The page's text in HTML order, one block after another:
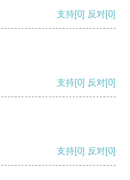
支持[0] 反对[0]
支持[0] 反对[0]
支持[0] 反对[0]